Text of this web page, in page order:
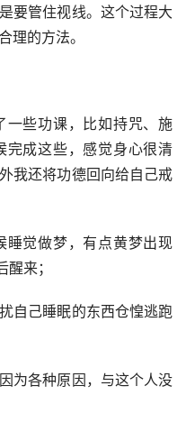
要管住视线。这个过程大
理的方法。
一些功课，比如持咒、施
完成这些，感觉身心很清
我还将功德回向给自己戒
睡觉做梦，有点黄梦出现
来；
自己睡眠的东西仓惶逃跑
为各种原因，与这个人没